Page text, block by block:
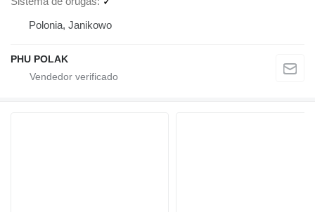
Polonia, Janikowo
PHU POLAK